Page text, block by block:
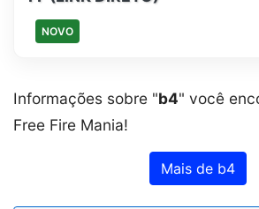
NOVO
Informações sobre "b4" você
Free Fire Mania!
Mais de b4